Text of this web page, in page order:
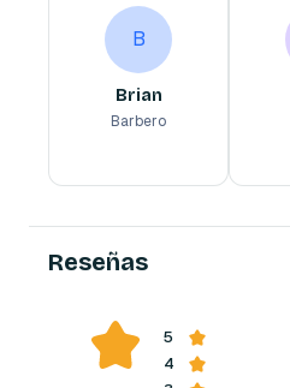
B
Brian
Barbero
Barbero
Reseñas
5
4